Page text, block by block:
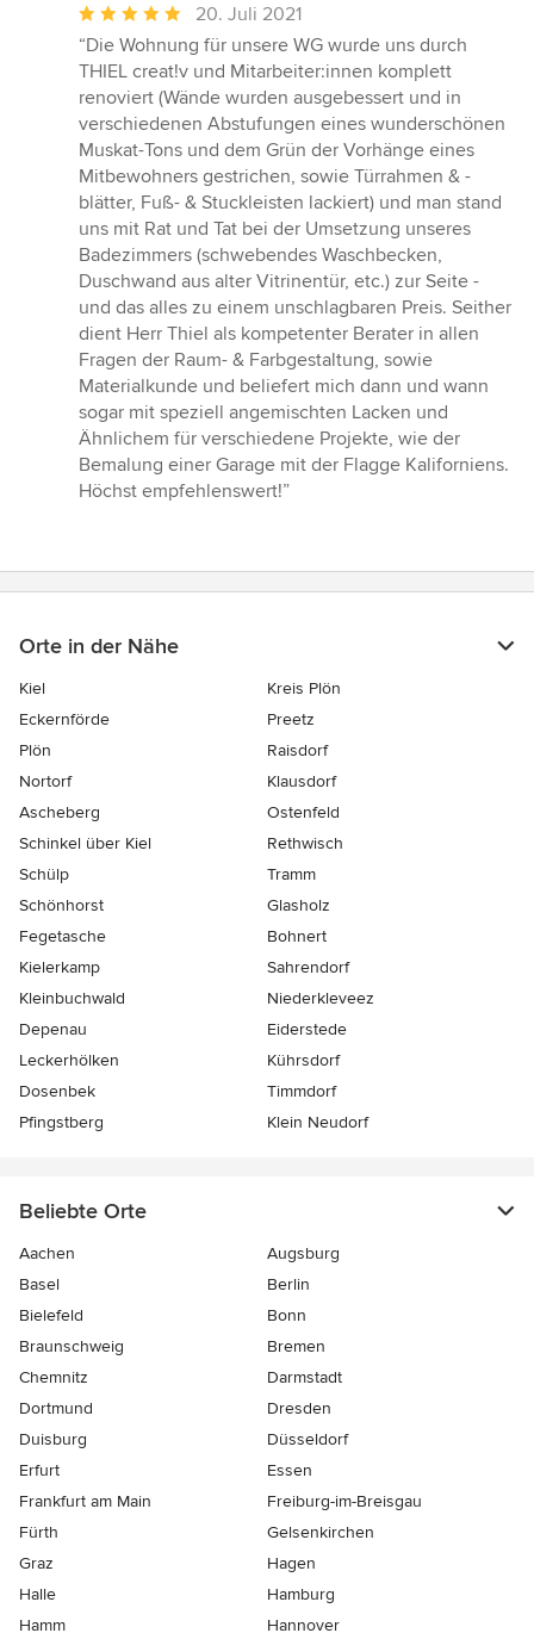
Durchschnittliche
Bewertung:
5
von
5
Sternen
20. Juli 2021
“Die Wohnung für unsere WG wurde uns durch
THIEL creat!v und Mitarbeiter:innen komplett
renoviert (Wände wurden ausgebessert und in
verschiedenen Abstufungen eines wunderschönen
Muskat-Tons und dem Grün der Vorhänge eines
Mitbewohners gestrichen, sowie Türrahmen & -
blätter, Fuß- & Stuckleisten lackiert) und man stand
uns mit Rat und Tat bei der Umsetzung unseres
Badezimmers (schwebendes Waschbecken,
Duschwand aus alter Vitrinentür, etc.) zur Seite -
und das alles zu einem unschlagbaren Preis. Seither
dient Herr Thiel als kompetenter Berater in allen
Fragen der Raum- & Farbgestaltung, sowie
Materialkunde und beliefert mich dann und wann
sogar mit speziell angemischten Lacken und
Ähnlichem für verschiedene Projekte, wie der
Bemalung einer Garage mit der Flagge Kaliforniens.
Höchst empfehlenswert!”
Orte in der Nähe
Kiel
Kreis Plön
Eckernförde
Preetz
Plön
Raisdorf
Nortorf
Klausdorf
Ascheberg
Ostenfeld
Schinkel über Kiel
Rethwisch
Schülp
Tramm
Schönhorst
Glasholz
Fegetasche
Bohnert
Kielerkamp
Sahrendorf
Kleinbuchwald
Niederkleveez
Depenau
Eiderstede
Leckerhölken
Kührsdorf
Dosenbek
Timmdorf
Pfingstberg
Klein Neudorf
Beliebte Orte
Aachen
Augsburg
Basel
Berlin
Bielefeld
Bonn
Braunschweig
Bremen
Chemnitz
Darmstadt
Dortmund
Dresden
Duisburg
Düsseldorf
Erfurt
Essen
Frankfurt am Main
Freiburg-im-Breisgau
Fürth
Gelsenkirchen
Graz
Hagen
Halle
Hamburg
Hamm
Hannover